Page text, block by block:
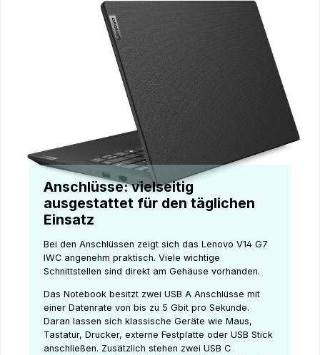
Anschlüsse: vielseitig
ausgestattet für den täglichen
Einsatz
Bei den Anschlüssen zeigt sich das Lenovo V14 G7
IWC angenehm praktisch. Viele wichtige
Schnittstellen sind direkt am Gehäuse vorhanden.
Das Notebook besitzt zwei USB A Anschlüsse mit
einer Datenrate von bis zu 5 Gbit pro Sekunde.
Daran lassen sich klassische Geräte wie Maus,
Tastatur, Drucker, externe Festplatte oder USB Stick
anschließen. Zusätzlich stehen zwei USB C